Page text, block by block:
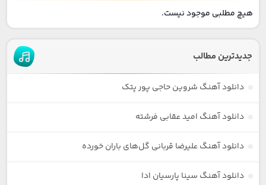
هیچ مطلبی موجود نیست.
جدیدترین مطالب
دانلود آهنگ شروین حاجی پور پتک
دانلود آهنگ امید عقابی فرشته
دانلود آهنگ علیرضا قربانی گل‌های باران خورده
دانلود آهنگ سینا پارسیان ادا